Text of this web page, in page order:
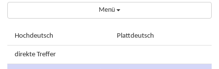
Menü
Hochdeutsch Plattdeutsch
direkte Treffer